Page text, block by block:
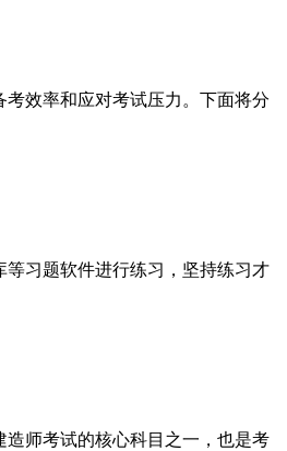
效率和应对考试压力。下面将分
习题软件进行练习，坚持练习才
师考试的核心科目之一，也是考